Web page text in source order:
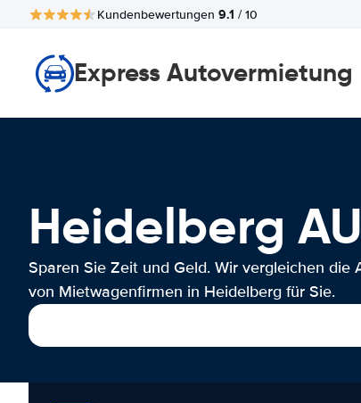
Kundenbewertungen 9.1 / 10
Express Autovermietung
Heidelberg
Sparen Sie Zeit und Geld. Wir vergleichen die
von Mietwagenfirmen in Heidelberg für Sie.